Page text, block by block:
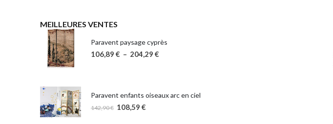
MEILLEURES VENTES
Paravent paysage cyprès
106,89 € – 204,29 €
Paravent enfants oiseaux arc en ciel
142,90€ 108,59 €